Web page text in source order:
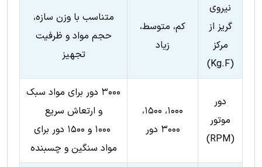
نیروی
گریز از
مرکز
(Kg.F)
کم، متوسط،
زیاد
متناسب با وزن سازه،
حجم مواد و ظرفیت
تجهیز
دور
موتور
(RPM)
۱۰۰۰، ۱۵۰۰،
۳۰۰۰ دور
۳۰۰۰ دور برای مواد سبک
و ارتعاش سریع
۱۰۰۰ و ۱۵۰۰ دور برای
مواد سنگین و چسبنده